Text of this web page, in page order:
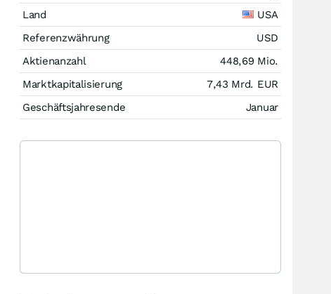
Land
USA
Referenzwährung
USD
Aktienanzahl
448,69 Mio.
Marktkapitalisierung
7,43 Mrd. EUR
Geschäftsjahresende
Januar